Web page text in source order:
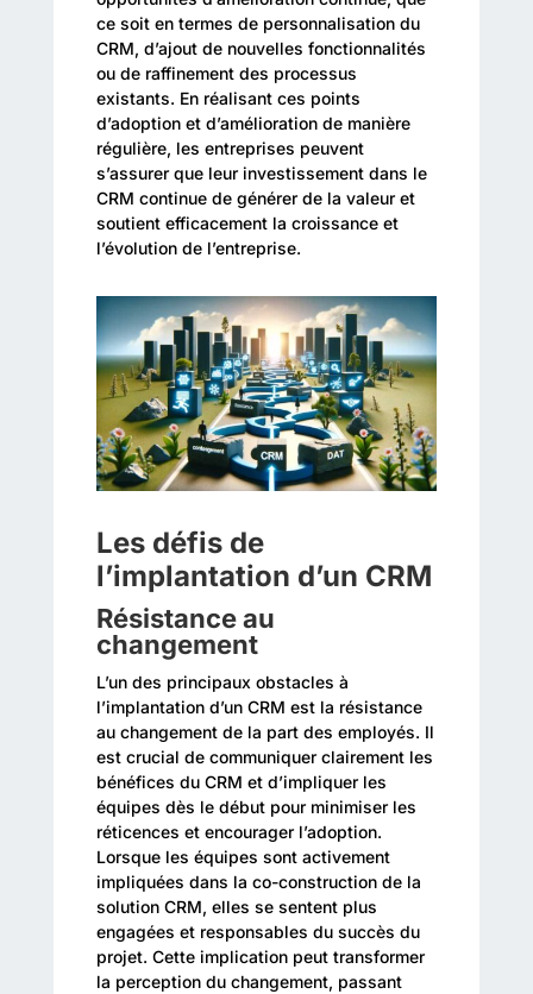
ce soit en termes de personnalisation du
CRM, d’ajout de nouvelles fonctionnalités
ou de raffinement des processus
existants. En réalisant ces points
d’adoption et d’amélioration de manière
régulière, les entreprises peuvent
s’assurer que leur investissement dans le
CRM continue de générer de la valeur et
soutient efficacement la croissance et
l’évolution de l’entreprise.
Les défis de
l’implantation d’un CRM
Résistance au
changement
L’un des principaux obstacles à
l’implantation d’un CRM est la résistance
au changement de la part des employés. Il
est crucial de communiquer clairement les
bénéfices du CRM et d’impliquer les
équipes dès le début pour minimiser les
réticences et encourager l’adoption.
Lorsque les équipes sont activement
impliquées dans la co-construction de la
solution CRM, elles se sentent plus
engagées et responsables du succès du
projet. Cette implication peut transformer
la perception du changement, passant